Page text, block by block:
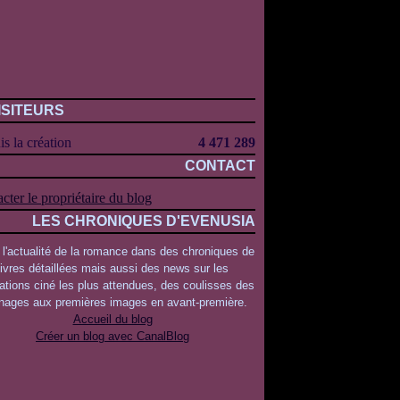
la création
4 471 289
CONTACT
le propriétaire du blog
LES CHRONIQUES D'EVENUSIA
l'actualité de la romance dans des chroniques de
livres détaillées mais aussi des news sur les
ciné les plus attendues, des coulisses des
aux premières images en avant-première.
Accueil du blog
Créer un blog avec CanalBlog